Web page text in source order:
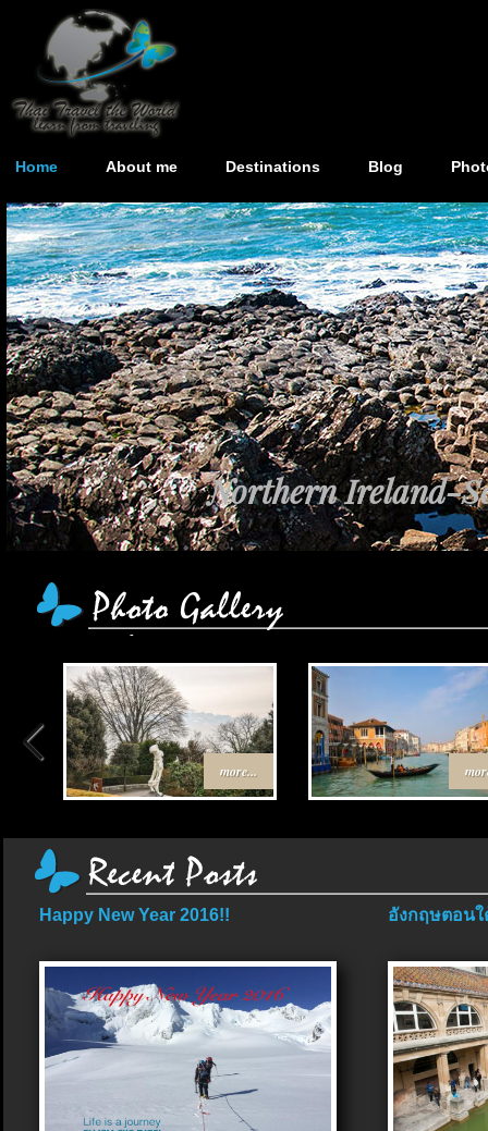
Home About me Destinations Blog
Northern Ireland-
more...
Happy New Year 2016!! อังกฤษตอนใ